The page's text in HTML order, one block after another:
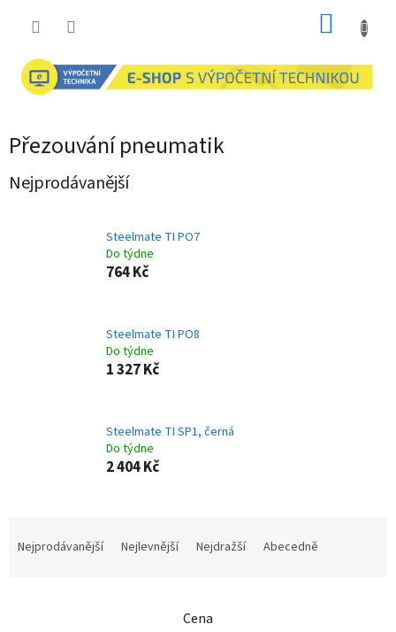
Přezouvání pneumatik
Nejprodávanější
Steelmate TI PO7
Do týdne
764 Kč
Steelmate TI PO8
Do týdne
1 327 Kč
Steelmate TI SP1, černá
Do týdne
2 404 Kč
Nejprodávanější Nejlevnější Nejdražší Abecedně
Cena